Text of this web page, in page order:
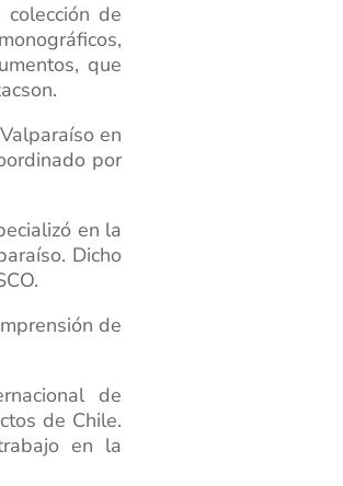
de
que
en
por
en la
Dicho
de
de
de Chile.
en la